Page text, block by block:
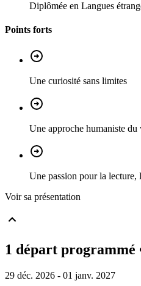
Diplômée en Langues
Points forts
Une curiosité sans limites
Une approche humaniste du
Une passion pour la lecture,
Voir sa présentation
1 départ programmé
29 déc. 2026 - 01 janv. 2027